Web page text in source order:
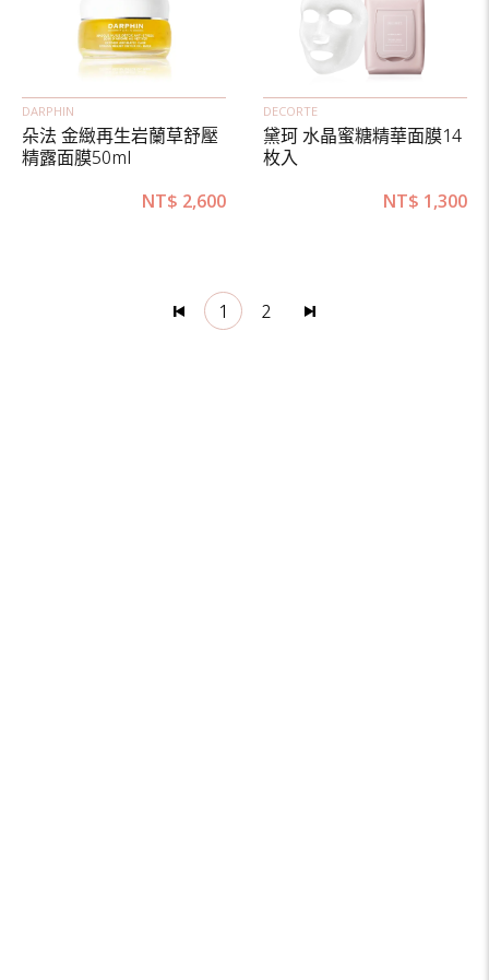
DARPHIN
朵法 金緻再生岩蘭草舒壓
精露面膜50ml
NT$ 2,600
DECORTE
黛珂 水晶蜜糖精華面膜14
枚入
NT$ 1,300
1 2